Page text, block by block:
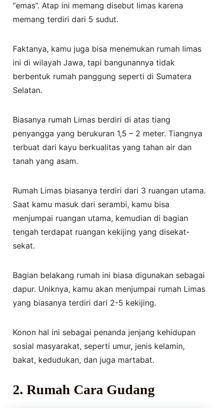
“emas”. Atap ini memang disebut limas karena
memang terdiri dari 5 sudut.
Faktanya, kamu juga bisa menemukan rumah limas
ini di wilayah Jawa, tapi bangunannya tidak
berbentuk rumah panggung seperti di Sumatera
Selatan.
Biasanya rumah Limas berdiri di atas tiang
penyangga yang berukuran 1,5 – 2 meter. Tiangnya
terbuat dari kayu berkualitas yang tahan air dan
tanah yang asam.
Rumah Limas biasanya terdiri dari 3 ruangan utama.
Saat kamu masuk dari serambi, kamu bisa
menjumpai ruangan utama, kemudian di bagian
tengah terdapat ruangan kekijing yang disekat-
sekat.
Bagian belakang rumah ini biasa digunakan sebagai
dapur. Uniknya, kamu akan menjumpai rumah Limas
yang biasanya terdiri dari 2-5 kekijing.
Konon hal ini sebagai penanda jenjang kehidupan
sosial masyarakat, seperti umur, jenis kelamin,
bakat, kedudukan, dan juga martabat.
2. Rumah Cara Gudang